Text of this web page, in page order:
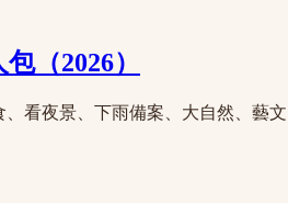
（2026）
夜景、下雨備案、大自然、藝